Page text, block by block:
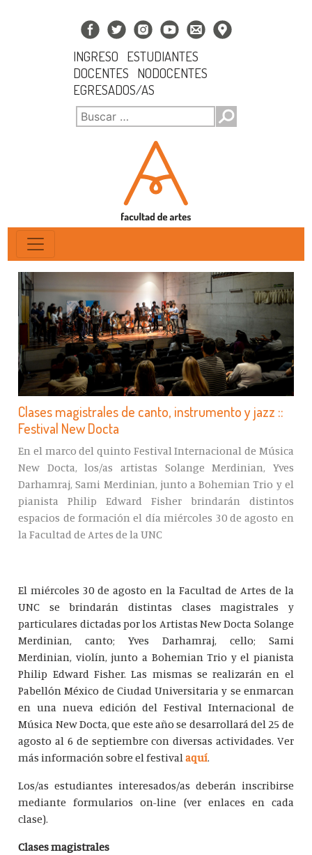
INGRESO
ESTUDIANTES
DOCENTES
NODOCENTES
EGRESADOS/AS
Clases magistrales de canto, instrumento y jazz ::
Festival New Docta
En el marco del quinto Festival Internacional de Música
New Docta, los/as artistas Solange Merdinian, Yves
Darhamraj, Sami Merdinian, junto a Bohemian Trio y el
pianista Philip Edward Fisher brindarán distintos
espacios de formación el día miércoles 30 de agosto en
la Facultad de Artes de la UNC
El miércoles 30 de agosto en la Facultad de Artes de la
UNC se brindarán distintas clases magistrales y
particulares dictadas por los Artistas New Docta Solange
Merdinian, canto; Yves Darhamraj, cello; Sami
Merdinian, violín, junto a Bohemian Trio y el pianista
Philip Edward Fisher. Las mismas se realizarán en el
Pabellón México de Ciudad Universitaria y se enmarcan
en una nueva edición del Festival Internacional de
Música New Docta, que este año se desarrollará del 25 de
agosto al 6 de septiembre con diversas actividades. Ver
más información sobre el festivalaquí.
Los/as estudiantes interesados/as deberán inscribirse
mediante formularios on-line (ver enlaces en cada
clase).
Clases magistrales